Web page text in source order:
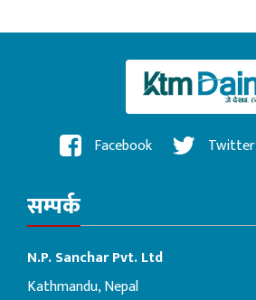
Facebook Twitter
सम्पर्क
N.P. Sanchar Pvt. Ltd
Kathmandu, Nepal